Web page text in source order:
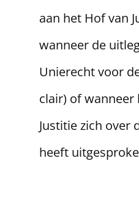
aan het Hof van
wanneer de
Unierecht voor
clair) of wanneer
Justitie zich over
heeft